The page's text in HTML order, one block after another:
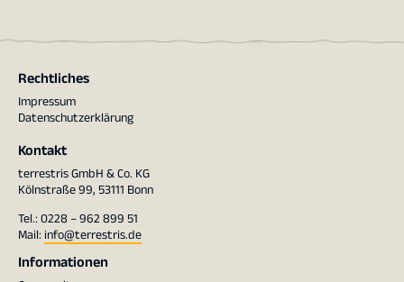
Rechtliches
Impressum
Datenschutzerklärung
Kontakt
terrestris GmbH & Co. KG
Kölnstraße 99, 53111 Bonn
Tel.: 0228 – 962 899 51
Mail: info@terrestris.de
Informationen